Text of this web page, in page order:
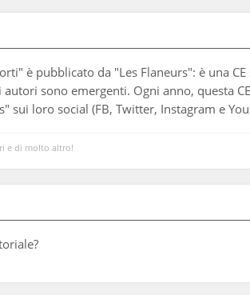
è pubblicato da "Les Flaneurs": è una
sono emergenti. Ogni anno, questa
sui loro social (FB, Twitter, Instagram e
e di molto altro!